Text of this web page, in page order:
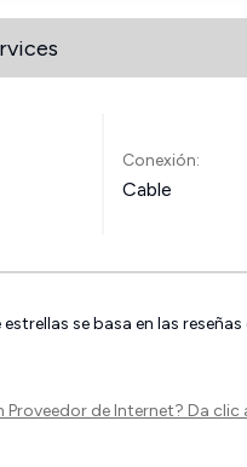
Conexión:
Cable
se basa en las
Proveedor de Internet? Da clic